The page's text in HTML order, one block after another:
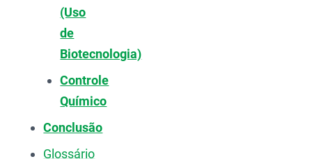
(Uso
de
Biotecnologia)
Controle
Químico
Conclusão
Glossário